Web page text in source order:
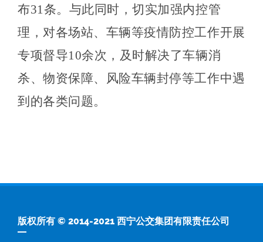
布31条。与此同时，切实加强内控管
理，对各场站、车辆等疫情防控工作开展
专项督导10余次，及时解决了车辆消
杀、物资保障、风险车辆封停等工作中遇
到的各类问题。
版权所有 © 2014-2021 西宁公交集团有限责任公司